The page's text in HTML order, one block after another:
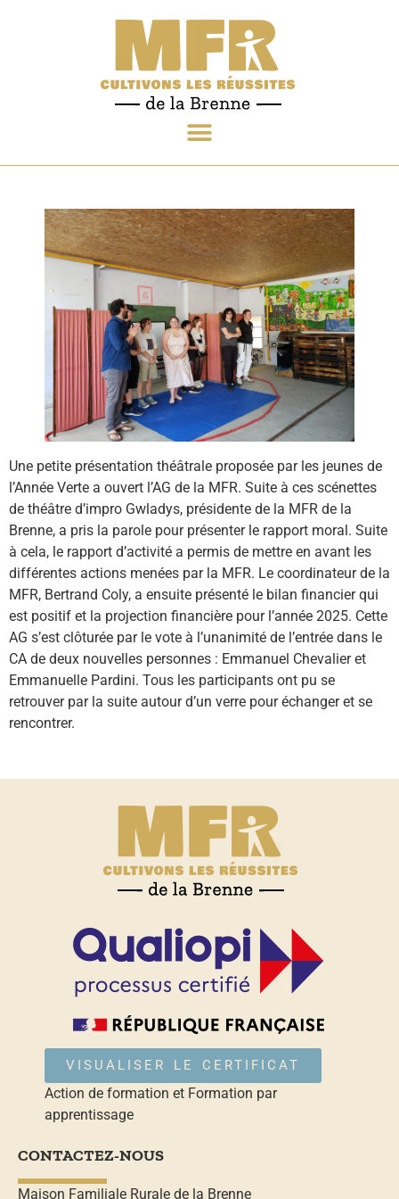
Une petite présentation théâtrale proposée par les jeunes de
l’Année Verte a ouvert l’AG de la MFR. Suite à ces scénettes
de théâtre d’impro Gwladys, présidente de la MFR de la
Brenne, a pris la parole pour présenter le rapport moral. Suite
à cela, le rapport d’activité a permis de mettre en avant les
différentes actions menées par la MFR. Le coordinateur de la
MFR, Bertrand Coly, a ensuite présenté le bilan financier qui
est positif et la projection financière pour l’année 2025. Cette
AG s’est clôturée par le vote à l’unanimité de l’entrée dans le
CA de deux nouvelles personnes : Emmanuel Chevalier et
Emmanuelle Pardini. Tous les participants ont pu se
retrouver par la suite autour d’un verre pour échanger et se
rencontrer.
VISUALISER LE CERTIFICAT
Action de formation et Formation par
apprentissage
CONTACTEZ-NOUS
Maison Familiale Rurale de la Brenne